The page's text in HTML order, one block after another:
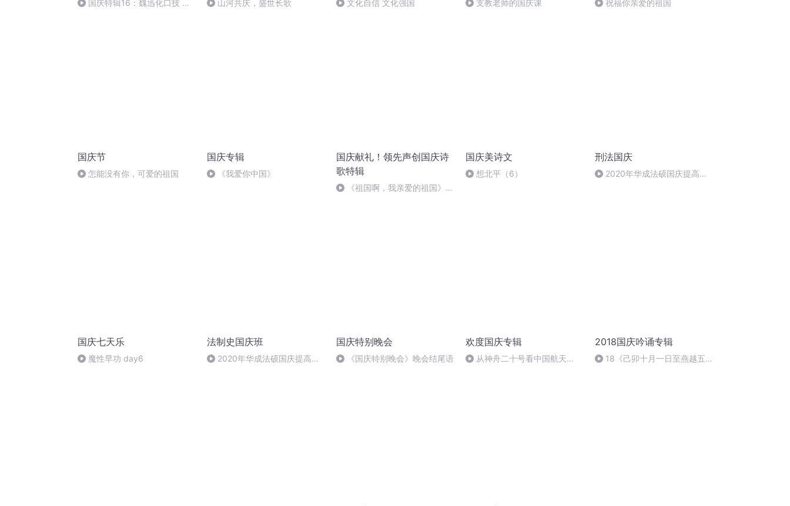
国庆特辑16：魏迅化口技 二
山河共庆，盛世长歌 文化自信 文化强国 支教老师的国庆课 祝福你亲爱的祖国
国庆节
怎能没有你，可爱的祖国
国庆专辑
《我爱你中国》
国庆献礼！领先声创国庆诗
歌特辑
《祖国啊，我亲爱的祖国》温
国庆美诗文
想北平（6）
刑法国庆
2020年华成法硕国庆提高班
国庆七天乐
魔性早功 day6
法制史国庆班
2020年华成法硕国庆提高班
国庆特别晚会
《国庆特别晚会》晚会结尾语
欢度国庆专辑
从神舟二十号看中国航天
2018国庆吟诵专辑
18《己卯十月一日至燕越五